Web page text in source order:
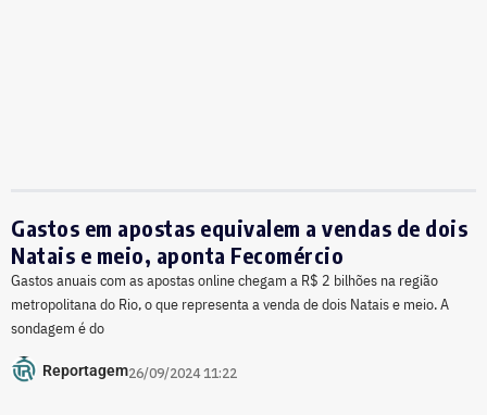
Gastos em apostas equivalem a vendas de dois
Natais e meio, aponta Fecomércio
Gastos anuais com as apostas online chegam a R$ 2 bilhões na região
metropolitana do Rio, o que representa a venda de dois Natais e meio. A
sondagem é do
Reportagem26/09/2024 11:22